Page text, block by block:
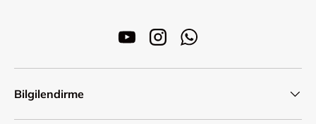
YouTubeInstagramWhatsApp
Bilgilendirme